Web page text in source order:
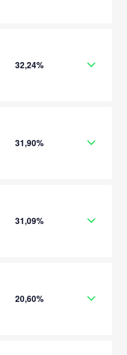
32,24%
31,90%
31,09%
20,60%